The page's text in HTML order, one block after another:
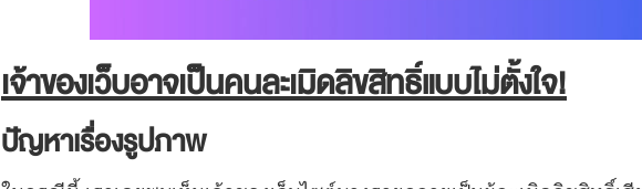
เจ้าของเว็บอาจเป็นคนละเมิดลิขสิทธิ์แบบไม่ตั้งใจ!
ปัญหาเรื่องรูปภาพ